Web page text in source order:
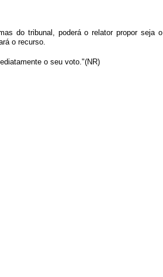
do tribunal, poderá o relator propor seja
o recurso.
o seu voto."(NR)